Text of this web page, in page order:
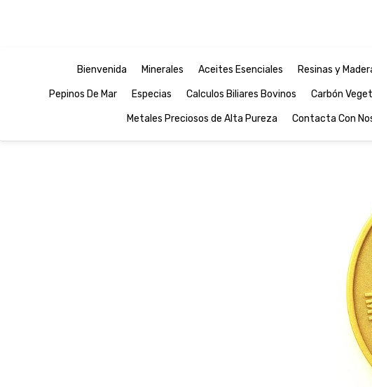
Bienvenida Minerales Aceites Esenciales Resinas y
Pepinos De Mar Especias Calculos Biliares Bovinos Carbón
Metales Preciosos de Alta Pureza Contacta Con